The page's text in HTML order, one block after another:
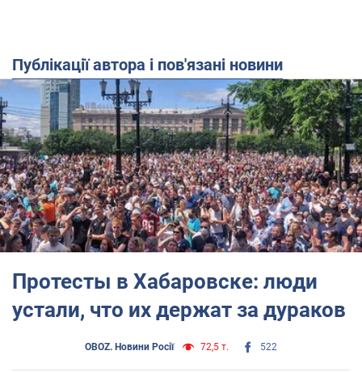
Публікації автора і пов'язані новини
Протесты в Хабаровске: люди
устали, что их держат за дураков
OBOZ. Новини Росії 72,5 т. 522